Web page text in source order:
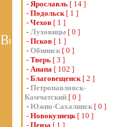
- Ярославль [ 14 ]
- Подольск[ 1 ]
- Чехов [ 1 ]
- Луховицы [ 0 ]
- Псков [ 1 ]
- Обнинск [ 0 ]
- Тверь [ 3 ]
- Анапа [ 102 ]
- Благовещенск[ 2 ]
- Петропавловск-
Камчатский [ 0 ]
- Южно-Сахалинск [ 0 ]
- Новокузнецк[ 10 ]
- Пенза [ 1 ]